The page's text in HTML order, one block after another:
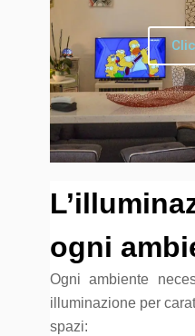
ogni
Ogni ambiente
illuminazione per
spazi: